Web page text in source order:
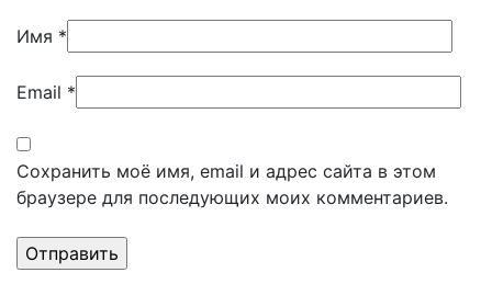
Имя *
Email *
Сохранить моё имя, email и адрес сайта в этом
браузере для последующих моих комментариев.